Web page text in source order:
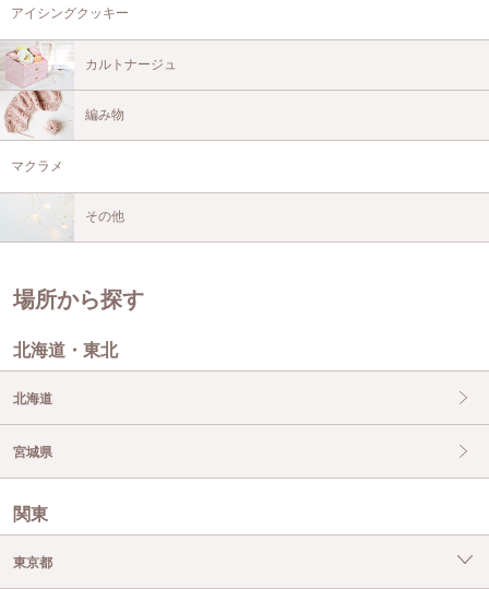
アイシングクッキー
カルトナージュ
編み物
マクラメ
その他
場所から探す
北海道・東北
北海道
宮城県
関東
東京都